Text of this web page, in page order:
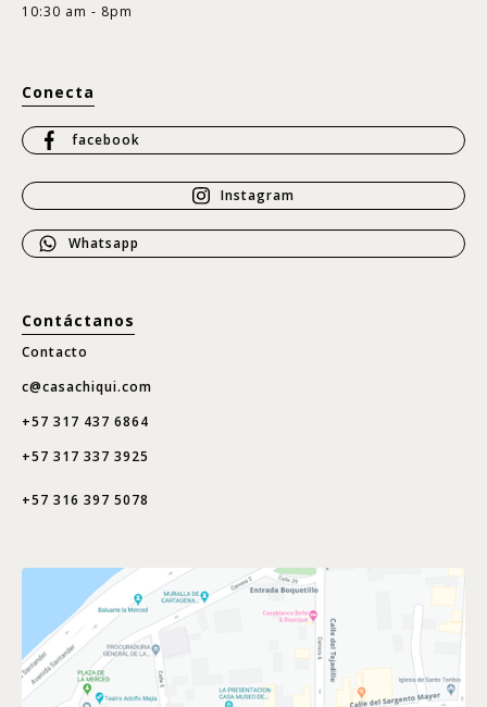
10:30 am - 8pm
Conecta
facebook
Instagram
Whatsapp
Contáctanos
Contacto
c@casachiqui.com
+57 317 437 6864
+57 317 337 3925
+57 316 397 5078